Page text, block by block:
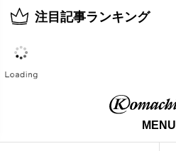
注目記事ランキング
MENU